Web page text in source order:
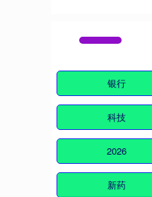
银行
科技
2026
新药